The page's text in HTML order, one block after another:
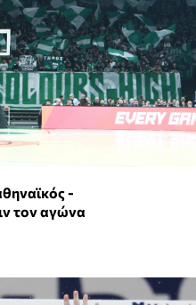
-
τον αγώνα